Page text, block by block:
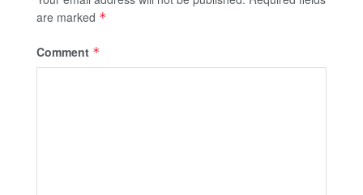
are marked *
Comment *